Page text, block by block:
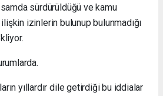
sürdürüldüğü ve kamu
ilişkin izinlerin bulunup bulunmadığı
yıllardır dile getirdiği bu iddialar